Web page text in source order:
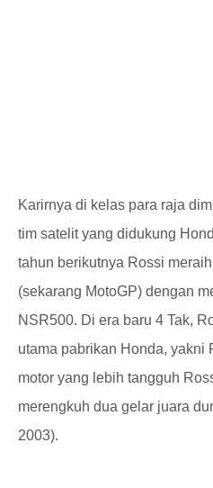
Karirnya di kelas para raja
tim satelit yang didukung
tahun berikutnya Rossi
(sekarang MotoGP) dengan
NSR500. Di era baru 4 Tak,
utama pabrikan Honda, yakni
motor yang lebih tangguh
merengkuh dua gelar juara
2003).